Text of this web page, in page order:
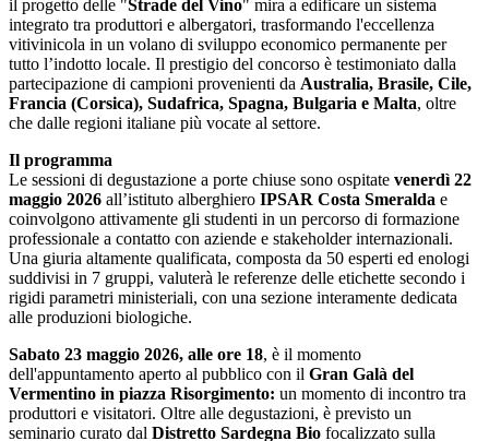
il progetto delle "Strade del Vino" mira a edificare un sistema
integrato tra produttori e albergatori, trasformando l'eccellenza
vitivinicola in un volano di sviluppo economico permanente per
tutto l’indotto locale. Il prestigio del concorso è testimoniato dalla
partecipazione di campioni provenienti da Australia, Brasile, Cile,
Francia (Corsica), Sudafrica, Spagna, Bulgaria e Malta, oltre
che dalle regioni italiane più vocate al settore.
Il programma
Le sessioni di degustazione a porte chiuse sono ospitate venerdì 22
maggio 2026 all’istituto alberghiero IPSAR Costa Smeralda e
coinvolgono attivamente gli studenti in un percorso di formazione
professionale a contatto con aziende e stakeholder internazionali.
Una giuria altamente qualificata, composta da 50 esperti ed enologi
suddivisi in 7 gruppi, valuterà le referenze delle etichette secondo i
rigidi parametri ministeriali, con una sezione interamente dedicata
alle produzioni biologiche.
Sabato 23 maggio 2026, alle ore 18, è il momento
dell'appuntamento aperto al pubblico con il Gran Galà del
Vermentino in piazza Risorgimento: un momento di incontro tra
produttori e visitatori. Oltre alle degustazioni, è previsto un
seminario curato dal Distretto Sardegna Bio focalizzato sulla